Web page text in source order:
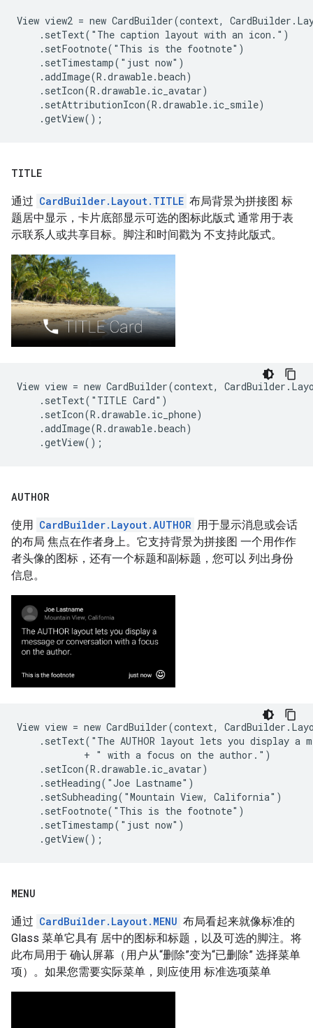
View view2 = new CardBuilder(context,
    .setText("The caption layout with an icon.")
    .setFootnote("This is the footnote")
    .setTimestamp("just now")
    .addImage(R.drawable.beach)
    .setIcon(R.drawable.ic_avatar)
    .setAttributionIcon(R.drawable.ic_smile)
TITLE
通过 CardBuilder.Layout.TITLE 布局背景为拼接图 标
题居中显示，卡片底部显示可选的图标此版式 通常用于表
示联系人或共享目标。脚注和时间戳为 不支持此版式。
View view = new CardBuilder(context,
    .setText("TITLE Card")
    .setIcon(R.drawable.ic_phone)
    .addImage(R.drawable.beach)
AUTHOR
使用 CardBuilder.Layout.AUTHOR 用于显示消息或会话
的布局 焦点在作者身上。它支持背景为拼接图 一个用作作
者头像的图标，还有一个标题和副标题，您可以 列出身份
信息。
View view = new CardBuilder(context,
.setText("The AUTHOR layout lets you display a
            + " with a focus on the author.")
    .setIcon(R.drawable.ic_avatar)
    .setHeading("Joe Lastname")
    .setSubheading("Mountain View, California")
    .setFootnote("This is the footnote")
    .setTimestamp("just now")
MENU
通过 CardBuilder.Layout.MENU 布局看起来就像标准的
Glass 菜单它具有 居中的图标和标题，以及可选的脚注。将
此布局用于 确认屏幕（用户从“删除”变为“已删除” 选择菜单
项）。如果您需要实际菜单，则应使用 标准选项菜单